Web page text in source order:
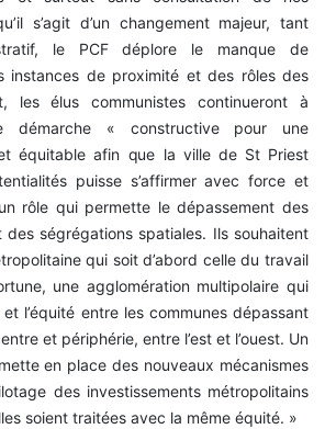
s’agit d’un changement majeur, tant
le PCF déplore le manque de
instances de proximité et des rôles des
les élus communistes continueront à
démarche « constructive pour une
équitable afin que la ville de St Priest
puisse s’affirmer avec force et
rôle qui permette le dépassement des
ségrégations spatiales. Ils souhaitent
qui soit d’abord celle du travail
une agglomération multipolaire qui
l’équité entre les communes dépassant
et périphérie, entre l’est et l’ouest. Un
en place des nouveaux mécanismes
des investissements métropolitains
soient traitées avec la même équité. »